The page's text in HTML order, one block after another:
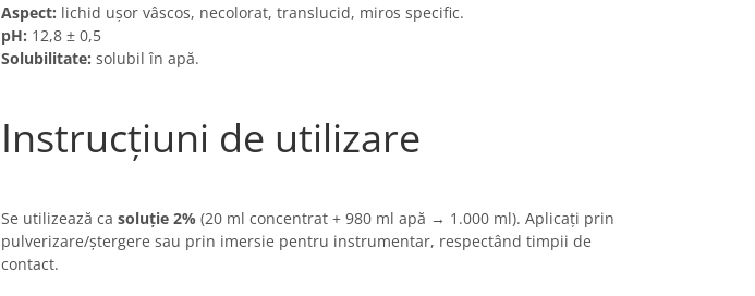
Aspect: lichid ușor vâscos, necolorat, translucid, miros specific.
pH: 12,8 ± 0,5
Solubilitate: solubil în apă.
Instrucțiuni de utilizare
Se utilizează ca soluție 2% (20 ml concentrat + 980 ml apă → 1.000 ml). Aplicați prin
pulverizare/ștergere sau prin imersie pentru instrumentar, respectând timpii de
contact.